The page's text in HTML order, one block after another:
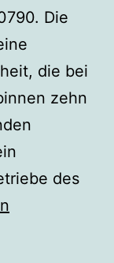
Die
die bei
zehn
des